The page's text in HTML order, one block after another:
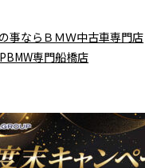
事ならＢＭＷ中古車専門店
専門船橋店